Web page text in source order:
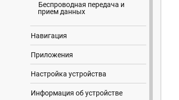
Беспроводная передача и
прием данных
Навигация
Приложения
Настройка устройства
Информация об устройстве